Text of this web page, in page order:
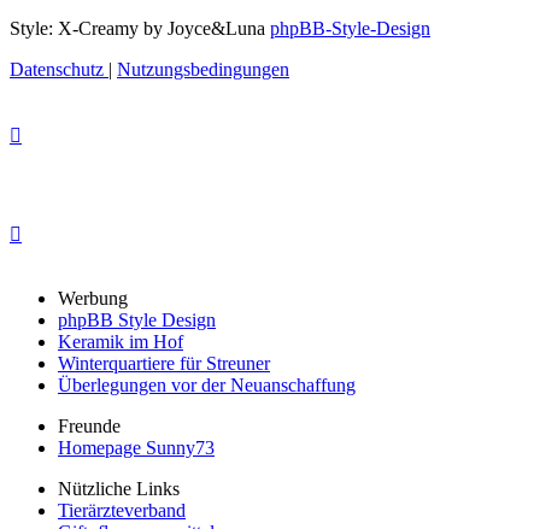
Style: X-Creamy by Joyce&Luna phpBB-Style-Design
Datenschutz | Nutzungsbedingungen
Werbung
phpBB Style Design
Keramik im Hof
Winterquartiere für Streuner
Überlegungen vor der Neuanschaffung
Freunde
Homepage Sunny73
Nützliche Links
Tierärzteverband